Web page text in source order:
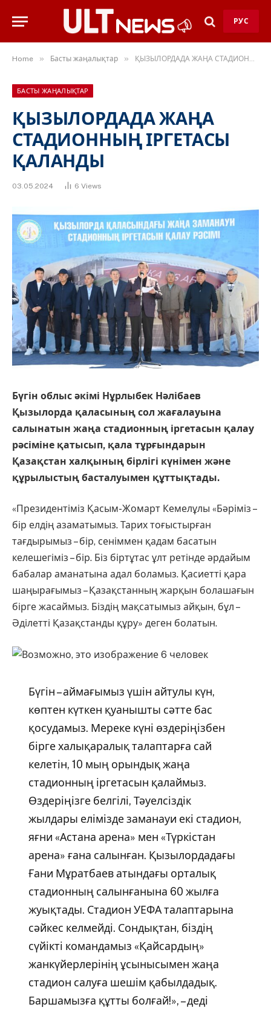
РУС
Home » Басты жаңалықтар » ҚЫЗЫЛОРДАДА ЖАҢА СТАДИОННЫҢ ІРГЕТАСЫ ҚАЛАНДЫ
БАСТЫ ЖАҢАЛЫҚТАР
ҚЫЗЫЛОРДАДА ЖАҢА
СТАДИОННЫҢ ІРГЕТАСЫ
ҚАЛАНДЫ
03.05.2024 6 Views
Бүгін облыс әкімі Нұрлыбек Нәлібаев
Қызылорда қаласының сол жағалауына
салынатын жаңа стадионның іргетасын қалау
рәсіміне қатысып, қала тұрғындарын
Қазақстан халқының бірлігі күнімен және
құрылыстың басталуымен құттықтады.
«Президентіміз Қасым-Жомарт Кемелұлы «Бәріміз –
бір елдің азаматымыз. Тарих тоғыстырған
тағдырымыз – бір, сеніммен қадам басатын
келешегіміз – бір. Біз біртұтас ұлт ретінде әрдайым
бабалар аманатына адал боламыз. Қасиетті қара
шаңырағымыз – Қазақстанның жарқын болашағын
бірге жасаймыз. Біздің мақсатымыз айқын, бұл –
Әділетті Қазақстанды құру» деген болатын.
Бүгін – аймағымыз үшін айтулы күн,
көптен күткен қуанышты сәтте бас
қосудамыз. Мереке күні өздеріңізбен
бірге халықаралық талаптарға сай
келетін, 10 мың орындық жаңа
стадионның іргетасын қалаймыз.
Өздеріңізге белгілі, Тәуелсіздік
жылдары елімізде заманауи екі стадион,
яғни «Астана арена» мен «Түркістан
арена» ғана салынған. Қызылордадағы
Ғани Мұратбаев атындағы орталық
стадионның салынғанына 60 жылға
жуықтады. Стадион УЕФА талаптарына
сәйкес келмейді. Сондықтан, біздің
сүйікті командамыз «Қайсардың»
жанкүйерлерінің ұсынысымен жаңа
стадион салуға шешім қабылдадық.
Баршамызға құтты болғай!», – деді